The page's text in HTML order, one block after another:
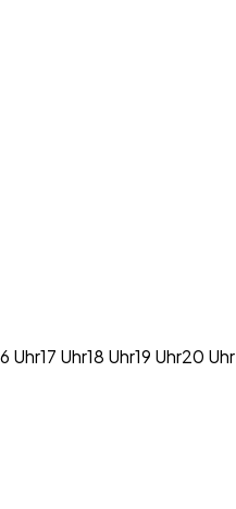
Uhr17 Uhr18 Uhr19 Uhr20 Uhr